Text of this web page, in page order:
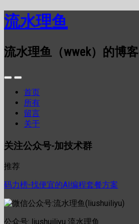
流水理鱼
流水理鱼（wwek）的博客
首页
所有
留言
关于
关注公众号-加技术群
推荐
码力榜-找便宜的AI编程套餐方案
公众号: liushuiliyu 流水理鱼